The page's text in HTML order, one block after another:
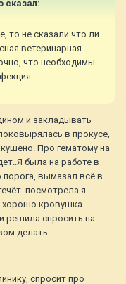
сказал:
то не сказали что ли
ветеринарная
что необходимы
и закладывать
в прокусе,
Про гематому на
была на работе в
вымазал всё в
я
хорошо кровушка
решила спросить на
делать..
спросит про